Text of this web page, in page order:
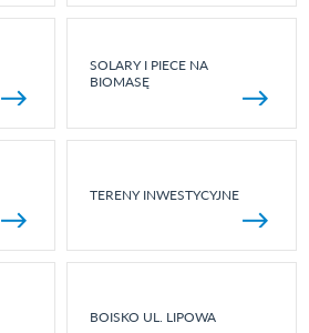
SOLARY I PIECE NA
BIOMASĘ
TERENY INWESTYCYJNE
BOISKO UL. LIPOWA